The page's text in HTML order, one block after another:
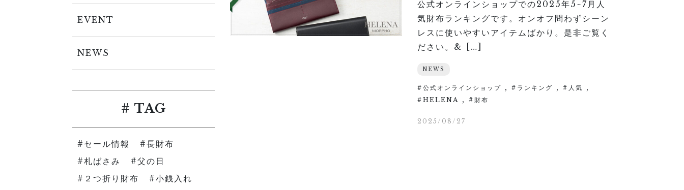
EVENT
NEWS
# TAG
セール情報
長財布
札ばさみ
父の日
２つ折り財布
小銭入れ
公式オンラインショップでの2025年5~7月人
気財布ランキングです。オンオフ問わずシーン
レスに使いやすいアイテムばかり。是非ご覧く
ださい。& […]
NEWS
公式オンラインショップ , ランキング , 人気 ,
HELENA , 財布
2025/08/27